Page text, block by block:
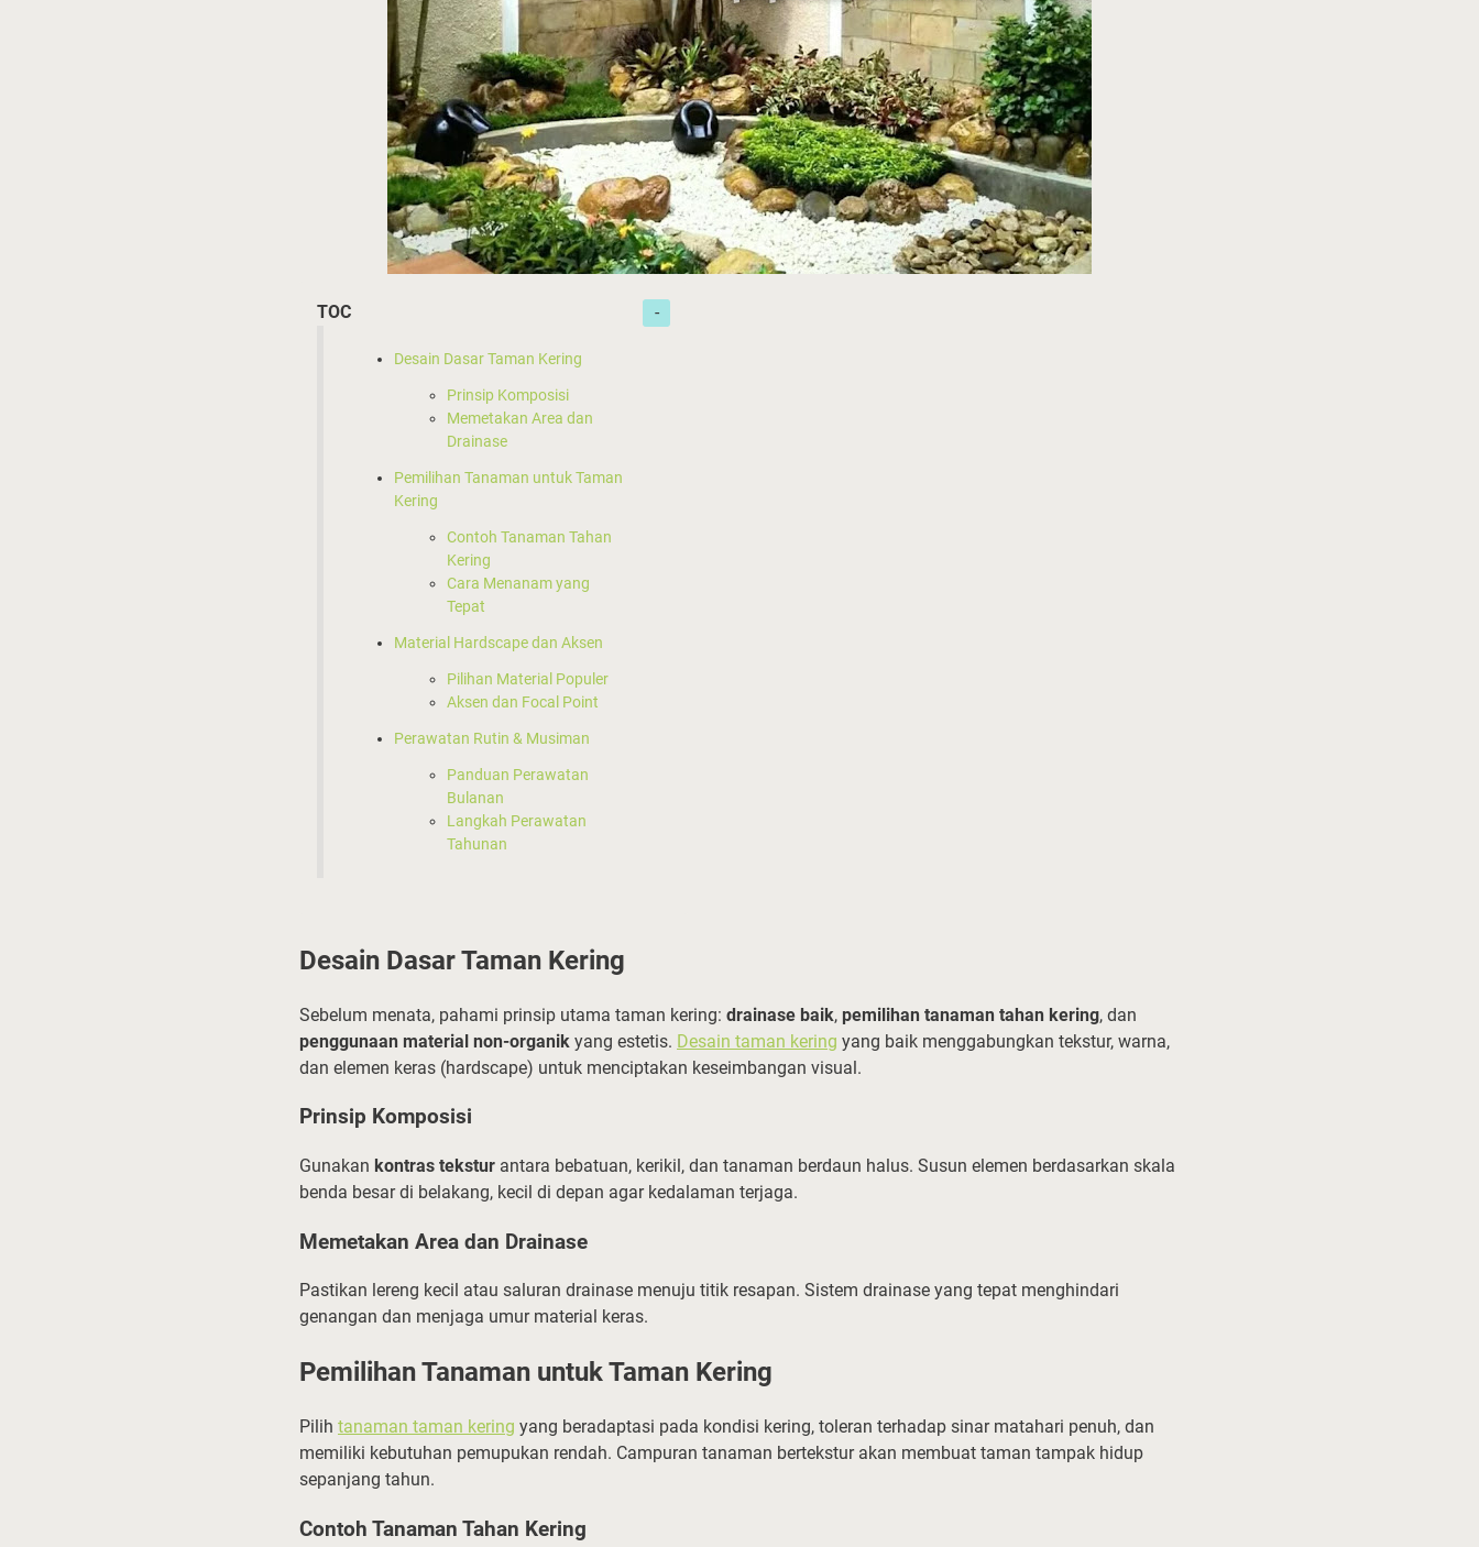
TOC
Desain Dasar Taman Kering
Prinsip Komposisi
Memetakan Area dan
Drainase
Pemilihan Tanaman untuk Taman
Kering
Contoh Tanaman Tahan
Kering
Cara Menanam yang
Tepat
Material Hardscape dan Aksen
Pilihan Material Populer
Aksen dan Focal Point
Perawatan Rutin & Musiman
Panduan Perawatan
Bulanan
Langkah Perawatan
Tahunan
Desain Dasar Taman Kering
Sebelum menata, pahami prinsip utama taman kering: drainase baik, pemilihan tanaman tahan kering, dan
penggunaan material non-organik yang estetis. Desain taman kering yang baik menggabungkan tekstur, warna,
dan elemen keras (hardscape) untuk menciptakan keseimbangan visual.
Prinsip Komposisi
Gunakan kontras tekstur antara bebatuan, kerikil, dan tanaman berdaun halus. Susun elemen berdasarkan skala
benda besar di belakang, kecil di depan agar kedalaman terjaga.
Memetakan Area dan Drainase
Pastikan lereng kecil atau saluran drainase menuju titik resapan. Sistem drainase yang tepat menghindari
genangan dan menjaga umur material keras.
Pemilihan Tanaman untuk Taman Kering
Pilih tanaman taman kering yang beradaptasi pada kondisi kering, toleran terhadap sinar matahari penuh, dan
memiliki kebutuhan pemupukan rendah. Campuran tanaman bertekstur akan membuat taman tampak hidup
sepanjang tahun.
Contoh Tanaman Tahan Kering